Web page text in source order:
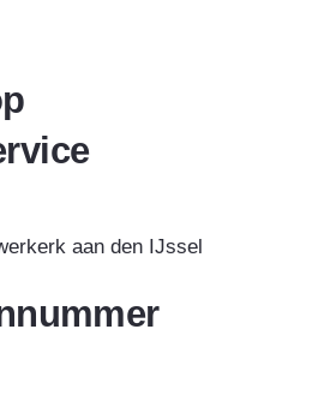
aan den IJssel